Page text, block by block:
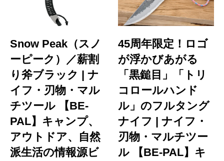
Snow Peak（スノ
ーピーク）／薪割
り斧ブラック | ナ
イフ・刃物・マル
チツール 【BE-
PAL】キャンプ、
アウトドア、自然
派生活の情報源ビ
45周年限定！ロゴ
が浮かびあがる
「黒鎚目」「トリ
コロールハンド
ル」のフルタング
ナイフ | ナイフ・
刃物・マルチツー
ル 【BE-PAL】キ